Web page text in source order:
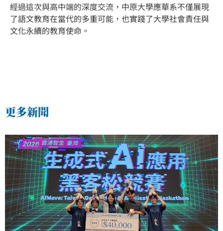
經過這次與高中端的深度交流，中原大學應華系不僅展現
了語文教育在當代的多重可能，也實踐了大學社會責任與
文化永續的教育使命。
更多新聞